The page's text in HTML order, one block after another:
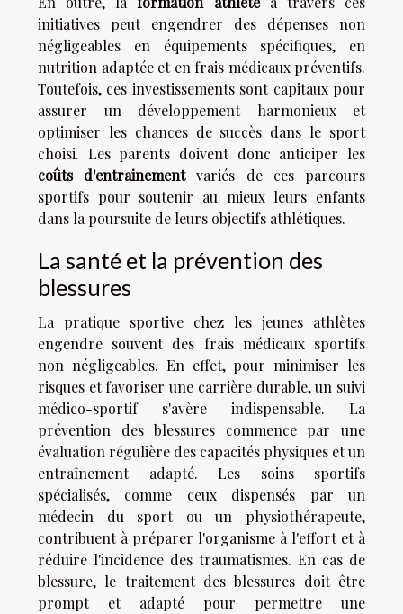
initiatives peut engendrer des dépenses non
négligeables en équipements spécifiques, en
nutrition adaptée et en frais médicaux préventifs.
Toutefois, ces investissements sont capitaux pour
assurer un développement harmonieux et
optimiser les chances de succès dans le sport
choisi. Les parents doivent donc anticiper les
coûts d'entrainementvariés de ces parcours
sportifs pour soutenir au mieux leurs enfants
dans la poursuite de leurs objectifs athlétiques.
La santé et la prévention des
blessures
La pratique sportive chez les jeunes athlètes
engendre souvent des frais médicaux sportifs
non négligeables. En effet, pour minimiser les
risques et favoriser une carrière durable, un suivi
médico-sportif s'avère indispensable. La
prévention des blessures commence par une
évaluation régulière des capacités physiques et un
entraînement adapté. Les soins sportifs
spécialisés, comme ceux dispensés par un
médecin du sport ou un physiothérapeute,
contribuent à préparer l'organisme à l'effort et à
réduire l'incidence des traumatismes. En cas de
blessure, le traitement des blessures doit être
prompt et adapté pour permettre une